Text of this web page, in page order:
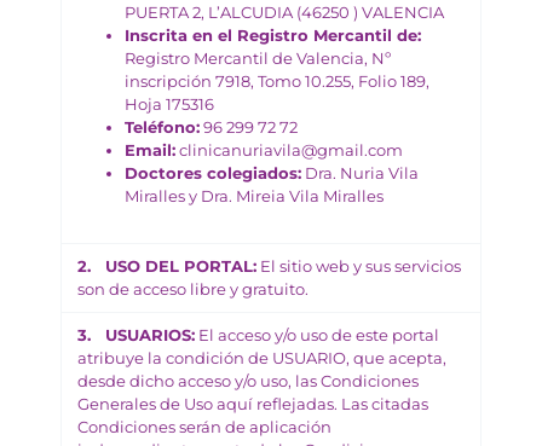
PUERTA 2, L’ALCUDIA (46250 ) VALENCIA
Inscrita en el Registro Mercantil de:
Registro Mercantil de Valencia, Nº
inscripción 7918, Tomo 10.255, Folio 189,
Hoja 175316
Teléfono:96 299 72 72
Email:clinicanuriavila@gmail.com
Doctores colegiados: Dra. Nuria Vila
Miralles y Dra. Mireia Vila Miralles
2. USO DEL PORTAL: El sitio web y sus servicios
son de acceso libre y gratuito.
3. USUARIOS: El acceso y/o uso de este portal
atribuye la condición de USUARIO, que acepta,
desde dicho acceso y/o uso, las Condiciones
Generales de Uso aquí reflejadas. Las citadas
Condiciones serán de aplicación